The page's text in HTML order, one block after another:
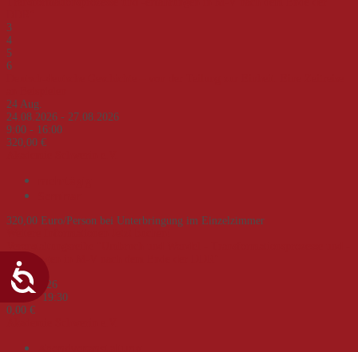
3
4
5
6
24 Aug.
24.08.2026 - 27.08.2026
9:00 - 16:00
320,00 €
320,00 Euro/Person bei Unterbringung im Einzelzimmer
erfahrungen in M-V nach dem Ende der DDR"
02 Sep.
02.09.2026
18:00 - 19:30
0,00 €